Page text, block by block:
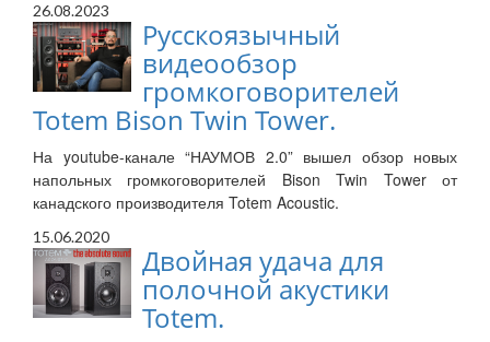
26.08.2023
Русскоязычный
видеообзор
громкоговорителей
Totem Bison Twin Tower.
На youtube-канале “НАУМОВ 2.0” вышел обзор новых
напольных громкоговорителей Bison Twin Tower от
канадского производителя Totem Acoustic.
15.06.2020
Двойная удача для
полочной акустики
Totem.